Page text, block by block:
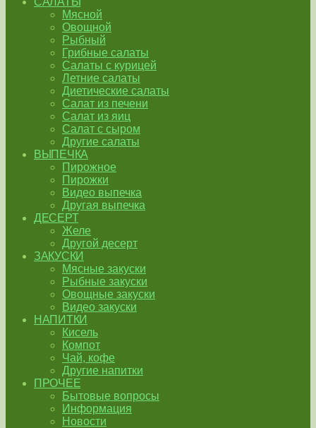
Мясной
Овощной
Рыбный
Грибные салаты
Салаты с курицей
Летние салаты
Диетические салаты
Салат из печени
Салат из яиц
Салат с сыром
Другие салаты
ВЫПЕЧКА
Пирожное
Пирожки
Видео выпечка
Другая выпечка
ДЕСЕРТ
Желе
Другой десерт
ЗАКУСКИ
Мясные закуски
Рыбные закуски
Овощные закуски
Видео закуски
НАПИТКИ
Кисель
Компот
Чай, кофе
Другие напитки
ПРОЧЕЕ
Бытовые вопросы
Информация
Новости